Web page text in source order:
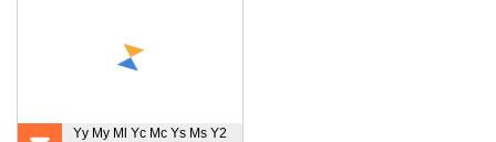
Yy My Ml Yc Mc Ys Ms Y2